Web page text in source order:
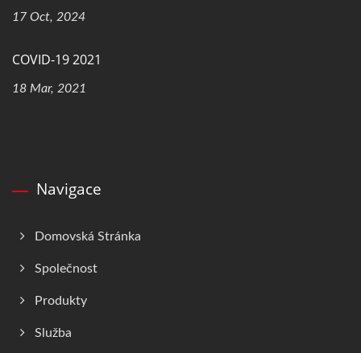
17 Oct, 2024
COVID-19 2021
18 Mar, 2021
Navigace
Domovská Stránka
Společnost
Produkty
Služba